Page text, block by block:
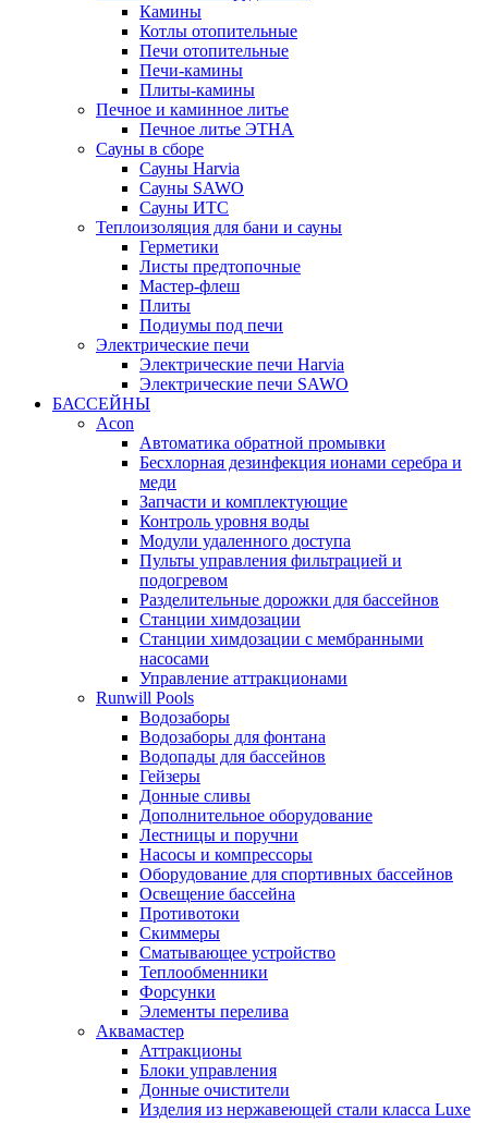
Камины
Котлы отопительные
Печи отопительные
Печи-камины
Плиты-камины
Печное и каминное литье
Печное литье ЭТНА
Сауны в сборе
Cауны Harvia
Сауны SAWO
Сауны ИТС
Теплоизоляция для бани и сауны
Герметики
Листы предтопочные
Мастер-флеш
Плиты
Подиумы под печи
Электрические печи
Электрические печи Harvia
Электрические печи SAWO
БАССЕЙНЫ
Acon
Автоматика обратной промывки
Беcхлорная дезинфекция ионами серебра и
меди
Запчасти и комплектующие
Контроль уровня воды
Модули удаленного доступа
Пульты управления фильтрацией и
подогревом
Разделительные дорожки для бассейнов
Станции химдозации
Станции химдозации с мембранными
насосами
Управление аттракционами
Runwill Pools
Водозаборы
Водозаборы для фонтана
Водопады для бассейнов
Гейзеры
Донные сливы
Дополнительное оборудование
Лестницы и поручни
Насосы и компрессоры
Оборудование для спортивных бассейнов
Освещение бассейна
Противотоки
Скиммеры
Сматывающее устройство
Теплообменники
Форсунки
Элементы перелива
Аквамастер
Аттракционы
Блоки управления
Донные очистители
Изделия из нержавеющей стали класса Luxe